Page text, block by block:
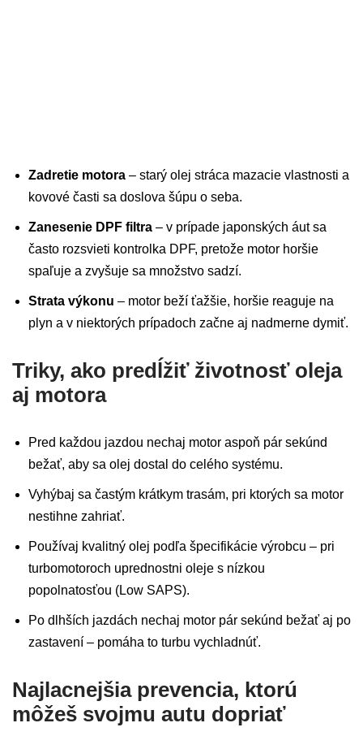
Zadretie motora – starý olej stráca mazacie vlastnosti a
kovové časti sa doslova šúpu o seba.
Zanesenie DPF filtra – v prípade japonských áut sa
často rozsvieti kontrolka DPF, pretože motor horšie
spaľuje a zvyšuje sa množstvo sadzí.
Strata výkonu – motor beží ťažšie, horšie reaguje na
plyn a v niektorých prípadoch začne aj nadmerne dymiť.
Triky, ako predĺžiť životnosť oleja
aj motora
Pred každou jazdou nechaj motor aspoň pár sekúnd
bežať, aby sa olej dostal do celého systému.
Vyhýbaj sa častým krátkym trasám, pri ktorých sa motor
nestihne zahriať.
Používaj kvalitný olej podľa špecifikácie výrobcu – pri
turbomotoroch uprednostni oleje s nízkou
popolnatosťou (Low SAPS).
Po dlhších jazdách nechaj motor pár sekúnd bežať aj po
zastavení – pomáha to turbu vychladnúť.
Najlacnejšia prevencia, ktorú
môžeš svojmu autu dopriať